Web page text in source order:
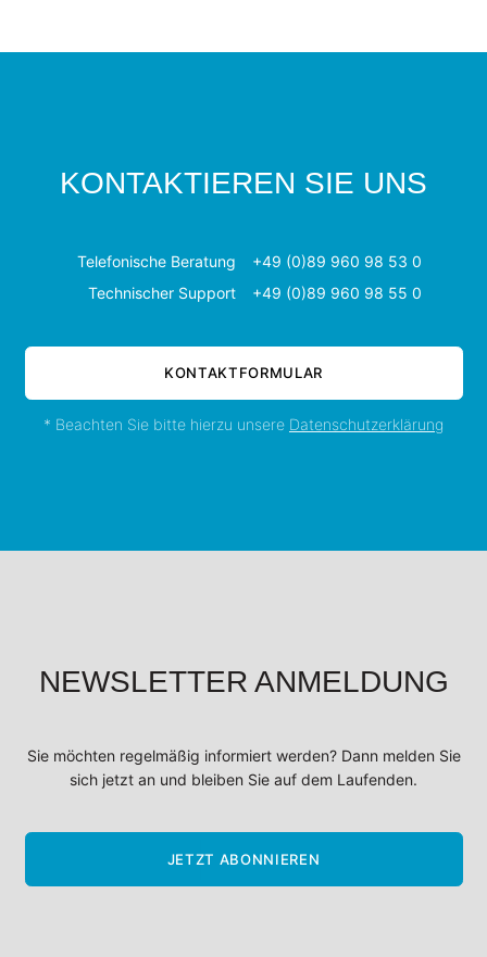
KONTAKTIEREN SIE UNS
Telefonische Beratung
+49 (0)89 960 98 53 0
Technischer Support
+49 (0)89 960 98 55 0
KONTAKTFORMULAR
* Beachten Sie bitte hierzu unsere Datenschutzerklärung
NEWSLETTER ANMELDUNG
Sie möchten regelmäßig informiert werden? Dann melden Sie
sich jetzt an und bleiben Sie auf dem Laufenden.
JETZT ABONNIEREN